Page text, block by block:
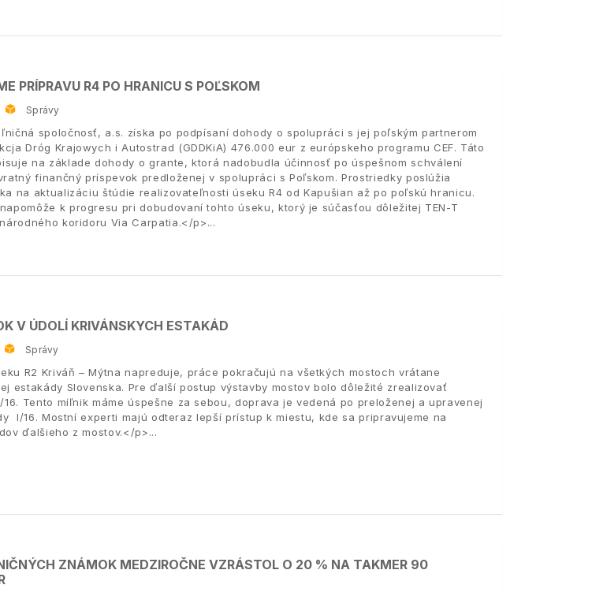
PRÍPRAVU R4 PO HRANICU S POĽSKOM
Správy
spoločnosť, a.s. získa po podpísaní dohody o spolupráci s jej poľským partnerom
Dróg Krajowych i Autostrad (GDDKiA) 476.000 eur z európskeho programu CEF. Táto
na základe dohody o grante, ktorá nadobudla účinnosť po úspešnom schválení
finančný príspevok predloženej v spolupráci s Poľskom. Prostriedky poslúžia
na aktualizáciu štúdie realizovateľnosti úseku R4 od Kapušian až po poľskú hranicu.
k progresu pri dobudovaní tohto úseku, ktorý je súčasťou dôležitej TEN-T
koridoru Via Carpatia.</p>
V ÚDOLÍ KRIVÁNSKYCH ESTAKÁD
Správy
R2 Kriváň – Mýtna napreduje, práce pokračujú na všetkých mostoch vrátane
estakády Slovenska. Pre ďalší postup výstavby mostov bolo dôležité zrealizovať
Tento míľnik máme úspešne za sebou, doprava je vedená po preloženej a upravenej
I/16. Mostní experti majú odteraz lepší prístup k miestu, kde sa pripravujeme na
ďalšieho z mostov.</p>
ZNÁMOK MEDZIROČNE VZRÁSTOL O 20 % NA TAKMER 90